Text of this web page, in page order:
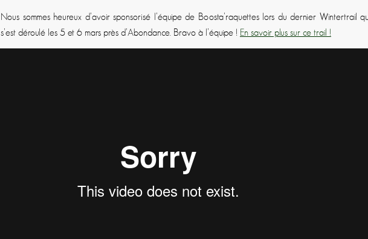
Nous sommes heureux d’avoir sponsorisé l’équipe de Boosta’raquettes lors du dernier Wintertrail
s’est déroulé les 5 et 6 mars près d’Abondance. Bravo à l’équipe ! En savoir plus sur ce trail !